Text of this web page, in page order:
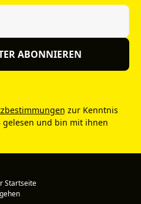
ABONNIEREN
zur Kenntnis
gelesen und bin mit ihnen